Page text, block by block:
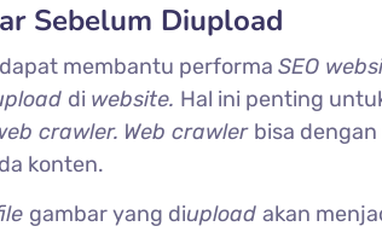
Sebelum Diupload
membantu performa SEO
di website. Hal ini penting
crawler. Web crawler bisa
konten.
gambar yang diupload akan